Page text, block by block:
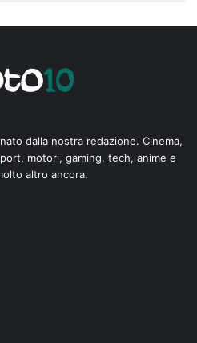
dalla nostra redazione. Cinema,
motori, gaming, tech, anime e
altro ancora.